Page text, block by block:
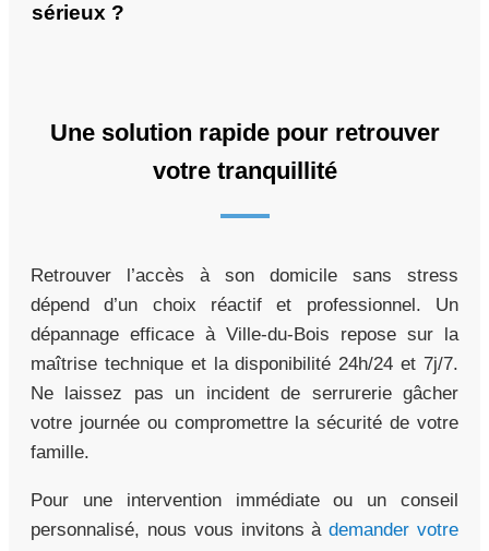
sérieux ?
Une solution rapide pour retrouver
votre tranquillité
Retrouver l’accès à son domicile sans stress
dépend d’un choix réactif et professionnel. Un
dépannage efficace à Ville-du-Bois repose sur la
maîtrise technique et la disponibilité 24h/24 et 7j/7.
Ne laissez pas un incident de serrurerie gâcher
votre journée ou compromettre la sécurité de votre
famille.
Pour une intervention immédiate ou un conseil
personnalisé, nous vous invitons àdemander votre